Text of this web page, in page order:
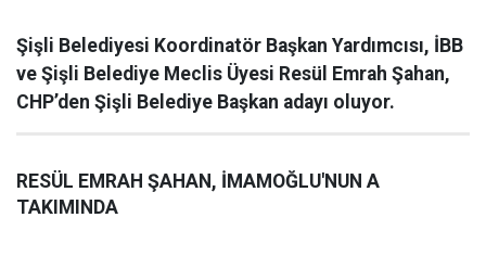
Şişli Belediyesi Koordinatör Başkan Yardımcısı, İBB
ve Şişli Belediye Meclis Üyesi Resül Emrah Şahan,
CHP’den Şişli Belediye Başkan adayı oluyor.
RESÜL EMRAH ŞAHAN, İMAMOĞLU'NUN A
TAKIMINDA